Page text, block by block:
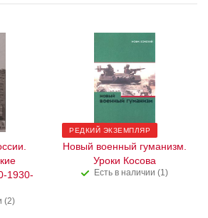
1930-
(2)
РЕДКИЙ ЭКЗЕМПЛЯР
Новый военный гуманизм.
Уроки Косова
Есть в наличии (1)